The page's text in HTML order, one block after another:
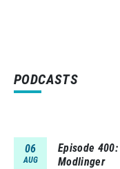
PODCASTS
06
AUG
Episode 400
Modlinger